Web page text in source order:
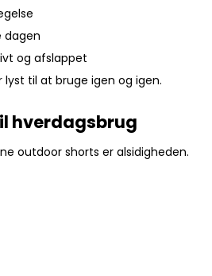
dagen
og afslappet
lyst til at bruge igen og igen.
hverdagsbrug
outdoor shorts er alsidigheden.